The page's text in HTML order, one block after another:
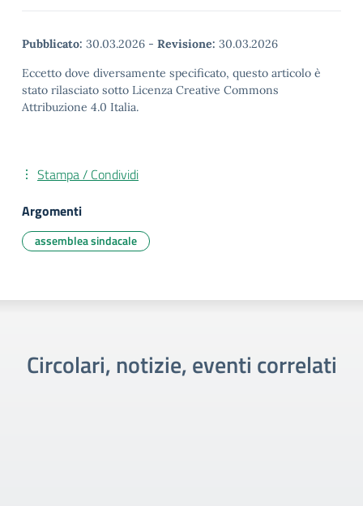
Pubblicato: 30.03.2026 - Revisione: 30.03.2026
Eccetto dove diversamente specificato, questo articolo è
stato rilasciato sotto Licenza Creative Commons
Attribuzione 4.0 Italia.
Stampa / Condividi
Argomenti
assemblea sindacale
Circolari, notizie, eventi correlati